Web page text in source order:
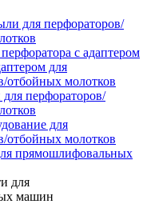
для перфораторов/
с адаптером
для
отбойных молотков
перфораторов/
для
отбойных молотков
прямошлифовальных
для
машин